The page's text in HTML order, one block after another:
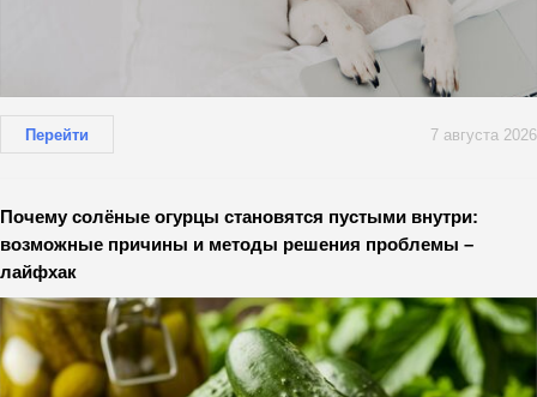
Перейти 7 августа 2026
Почему солёные огурцы становятся пустыми внутри:
возможные причины и методы решения проблемы –
лайфхак